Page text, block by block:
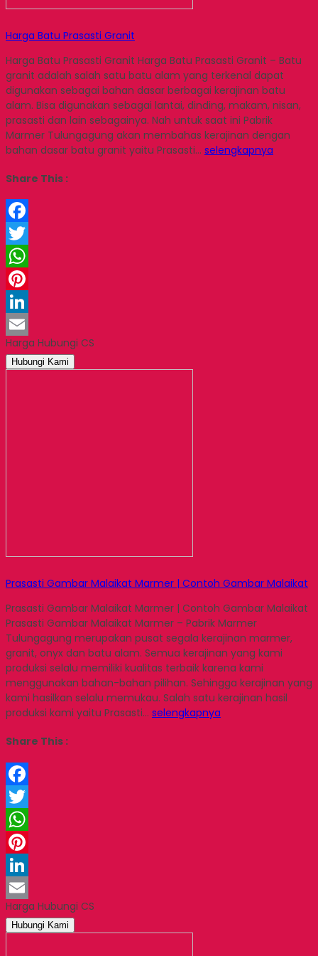
Harga Batu Prasasti Granit
Harga Batu Prasasti Granit Harga Batu Prasasti Granit – Batu
granit adalah salah satu batu alam yang terkenal dapat
digunakan sebagai bahan dasar berbagai kerajinan batu
alam. Bisa digunakan sebagai lantai, dinding, makam, nisan,
prasasti dan lain sebagainya. Nah untuk saat ini Pabrik
Marmer Tulungagung akan membahas kerajinan dengan
bahan dasar batu granit yaitu Prasasti… selengkapnya
Share This :
Facebook
Twitter
WhatsApp
Pinterest
LinkedIn
Email
Harga Hubungi CS
Hubungi Kami
Prasasti Gambar Malaikat Marmer | Contoh Gambar Malaikat
Prasasti Gambar Malaikat Marmer | Contoh Gambar Malaikat
Prasasti Gambar Malaikat Marmer – Pabrik Marmer
Tulungagung merupakan pusat segala kerajinan marmer,
granit, onyx dan batu alam. Semua kerajinan yang kami
produksi selalu memiliki kualitas terbaik karena kami
menggunakan bahan-bahan pilihan. Sehingga kerajinan yang
kami hasilkan selalu memukau. Salah satu kerajinan hasil
produksi kami yaitu Prasasti… selengkapnya
Share This :
Facebook
Twitter
WhatsApp
Pinterest
LinkedIn
Email
Harga Hubungi CS
Hubungi Kami